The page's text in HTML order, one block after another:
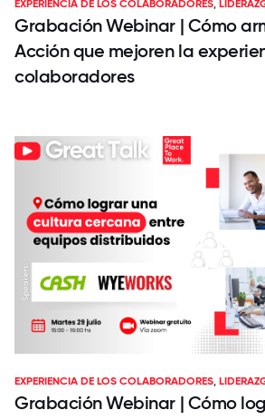
EXPERIENCIA DE LOS COLABORADORES,
Grabación Webinar | Cómo
Acción que mejoren la
colaboradores
EXPERIENCIA DE LOS COLABORADORES,
Grabación Webinar | Cómo